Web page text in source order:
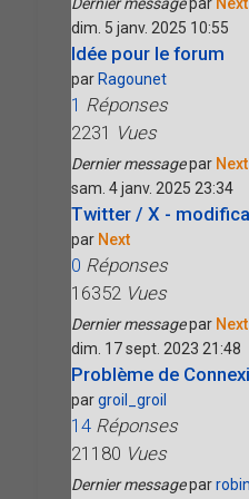
dim. 5 janv. 2025 10:55
Idée pour le forum
par Ragounet
1 Réponses
2231 Vues
Dernier messagepar Next
sam. 4 janv. 2025 23:34
Twitter / X -
par Next
0 Réponses
16352 Vues
Dernier messagepar Next
dim. 17 sept. 2023 21:48
Problème de
pargroil_groil
14 Réponses
21180 Vues
Dernier messagepar